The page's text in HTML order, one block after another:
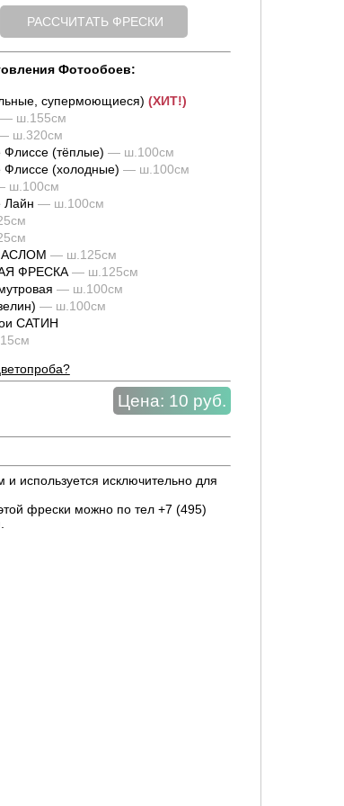
Фотообоев:
супермоющиеся) (ХИТ!)
— ш.155см
ш.320см
(тёплые) — ш.100см
(холодные) — ш.100см
ш.100см
Лайн — ш.100см
— ш.125см
ФРЕСКА — ш.125см
— ш.100см
— ш.100см
САТИН
Цена: 10 руб.
используется исключительно для
фрески можно по тел +7 (495)